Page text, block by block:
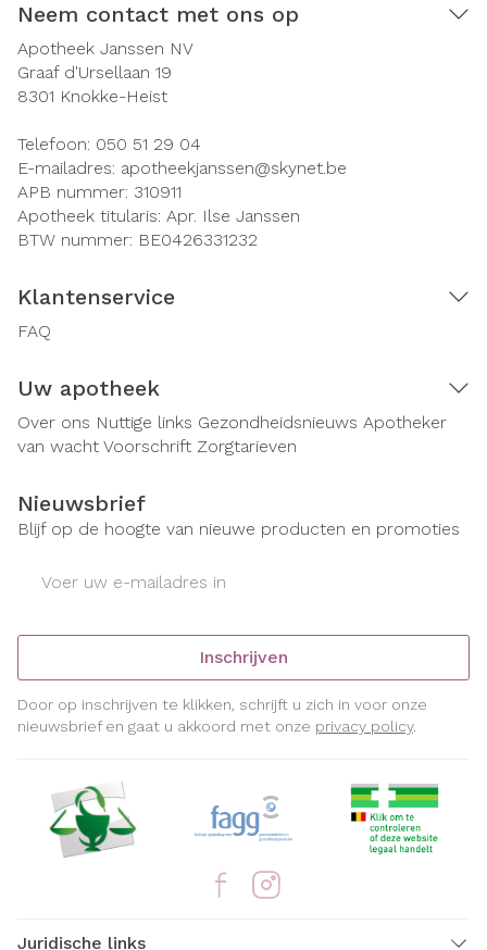
Neem contact met ons op
Apotheek Janssen NV
Graaf d'Ursellaan 19
8301 Knokke-Heist
Telefoon: 050 51 29 04
E-mailadres: apotheekjanssen@skynet.be
APB nummer: 310911
Apotheek titularis: Apr. Ilse Janssen
BTW nummer: BE0426331232
Klantenservice
FAQ
Uw apotheek
Over ons Nuttige links Gezondheidsnieuws Apotheker
van wacht Voorschrift Zorgtarieven
Nieuwsbrief
Blijf op de hoogte van nieuwe producten en promoties
Inschrijven
Door op inschrijven te klikken, schrijft u zich in voor onze
nieuwsbrief en gaat u akkoord met onze privacy policy.
Juridische links